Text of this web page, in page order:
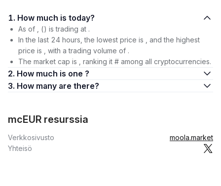
1. How much is today?
As of , () is trading at .
In the last 24 hours, the lowest price is , and the highest
price is , with a trading volume of .
The market cap is , ranking it # among all cryptocurrencies.
2. How much is one ?
3. How many are there?
mcEUR resurssia
Verkkosivusto
moola.market
Yhteisö